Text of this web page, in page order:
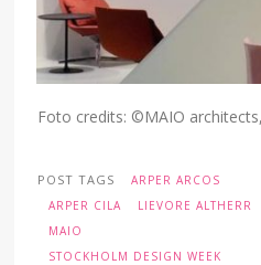
Foto credits: ©MAIO
POST TAGS
ARPER ARCOS
ARPER CILA
LIEVORE ALTHERR
MAIO
STOCKHOLM DESIGN WEEK